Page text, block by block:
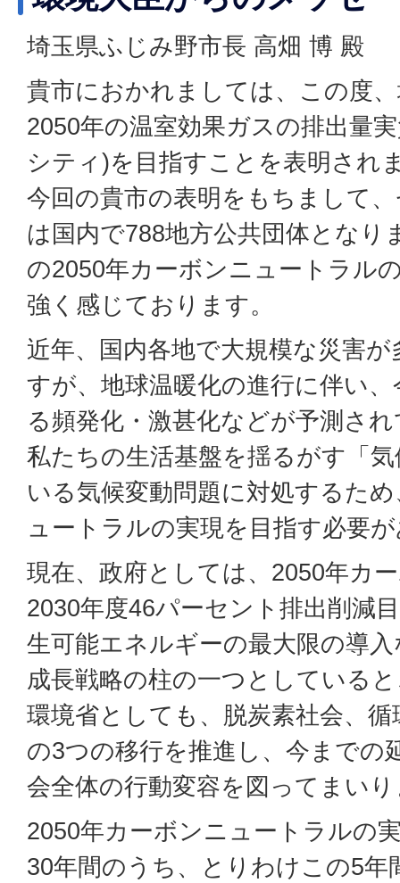
埼玉県ふじみ野市長 高畑 博 殿
貴市におかれましては、この度
2050年の温室効果ガスの排出量
シティ)を目指すことを表明され
今回の貴市の表明をもちまして
は国内で788地方公共団体となり
の2050年カーボンニュートラル
強く感じております。
近年、国内各地で大規模な災害
すが、地球温暖化の進行に伴い
る頻発化・激甚化などが予測さ
私たちの生活基盤を揺るがす「
いる気候変動問題に対処するた
ュートラルの実現を目指す必要
現在、政府としては、2050年カ
2030年度46パーセント排出削減
生可能エネルギーの最大限の導
成長戦略の柱の一つとしている
環境省としても、脱炭素社会、
の3つの移行を推進し、今までの
会全体の行動変容を図ってまい
2050年カーボンニュートラルの
30年間のうち、とりわけこの5年